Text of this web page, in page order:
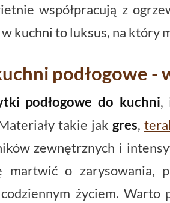
współpracują z
w kuchni to luksus, na który
podłogowe -
podłogowe do kuchni,
takie jak gres,
zewnętrznych i
martwić o zarysowania,
życiem.